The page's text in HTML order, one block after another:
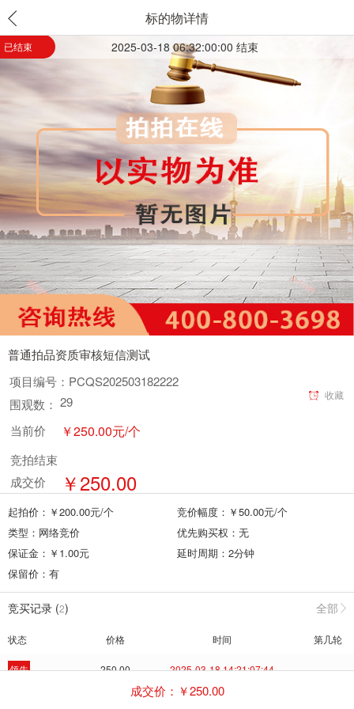
标的物详情
已结束 2025-03-18 06:32:00:00 结束
普通拍品资质审核短信测试
项目编号： PCQS202503182222
围观数： 29 收藏
当前价 ￥250.00元/个
竞拍结束
成交价
￥250.00
起拍价：￥200.00元/个 竞价幅度：￥50.00元/个
类型： 网络竞价 优先购买权： 无
保证金：￥ 1.00元 延时周期： 2分钟
保留价： 有
竞买记录 (2) 全部
状态 价格 时间 第几轮
领先 250.00 2025-03-18 14:21:07:44 --
2025-03-18 14:21:03:69
成交价：￥250.00